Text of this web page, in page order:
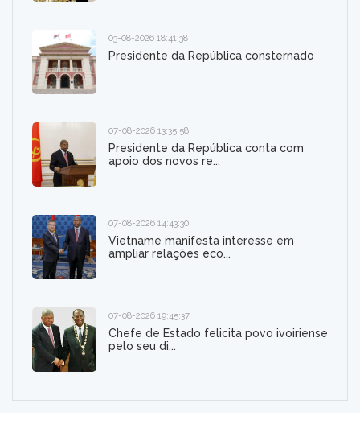
03-08-2026 18:41:38
Presidente da República consternado
07-08-2026 13:35:58
Presidente da República conta com
apoio dos novos re...
07-08-2026 14:43:30
Vietname manifesta interesse em
ampliar relações eco...
07-08-2026 19:45:37
Chefe de Estado felicita povo ivoiriense
pelo seu di...